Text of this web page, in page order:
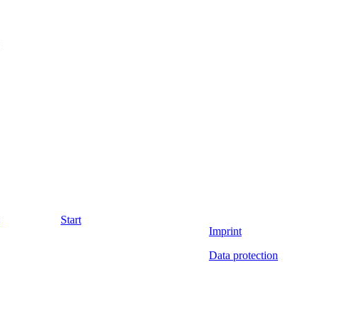
Start
Imprint
Data protection